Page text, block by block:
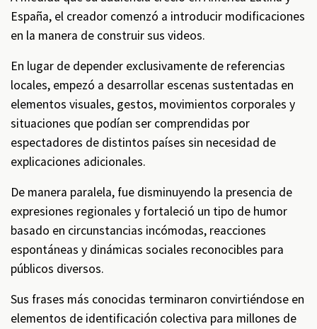
España, el creador comenzó a introducir modificaciones
en la manera de construir sus videos.
En lugar de depender exclusivamente de referencias
locales, empezó a desarrollar escenas sustentadas en
elementos visuales, gestos, movimientos corporales y
situaciones que podían ser comprendidas por
espectadores de distintos países sin necesidad de
explicaciones adicionales.
De manera paralela, fue disminuyendo la presencia de
expresiones regionales y fortaleció un tipo de humor
basado en circunstancias incómodas, reacciones
espontáneas y dinámicas sociales reconocibles para
públicos diversos.
Sus frases más conocidas terminaron convirtiéndose en
elementos de identificación colectiva para millones de